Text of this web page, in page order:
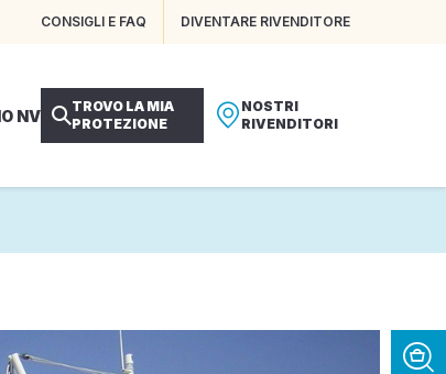
CONSIGLI E FAQ DIVENTARE RIVENDITORE
NV
TROVO LA MIA
PROTEZIONE
NOSTRI
RIVENDITORI